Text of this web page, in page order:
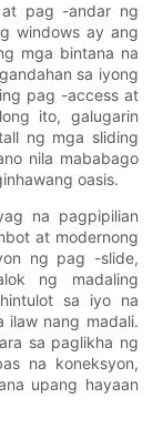
at pag -andar ng
windows ay ang
mga bintana na
sa iyong
pag -access at
ito, galugarin
ng mga sliding
nila mababago
oasis.
na pagpipilian
at modernong
ng pag -slide,
ng madaling
sa iyo na
ilaw nang madali.
sa paglikha ng
na koneksyon,
upang hayaan